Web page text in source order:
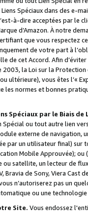
Spéciaux dans des e-
à-dire acceptées par le
d’Amazon. À notre
que vous respectez
de votre part à
de cet Accord. Afin
2003, la Loi sur la
ultérieure), vous êtes l’«
les normes et bonnes
Spéciaux par le Biais
Spécial ou tout autre lien
externe de navigation,
par un utilisateur final)
Mobile Approuvée);
ou satellite, un lecteur de
Bravia de Sony, Viera Cast
n’autoriserez pas un
ou une technologie
Site. Vous endossez